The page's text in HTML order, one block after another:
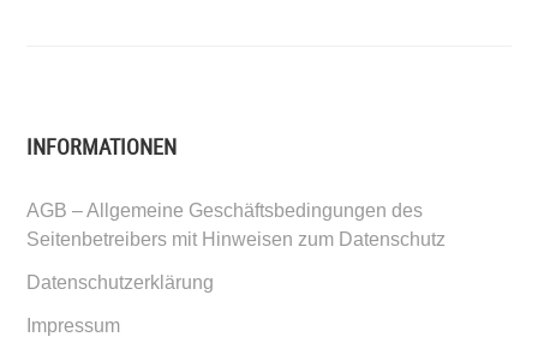
INFORMATIONEN
AGB – Allgemeine Geschäftsbedingungen des
Seitenbetreibers mit Hinweisen zum Datenschutz
Datenschutzerklärung
Impressum